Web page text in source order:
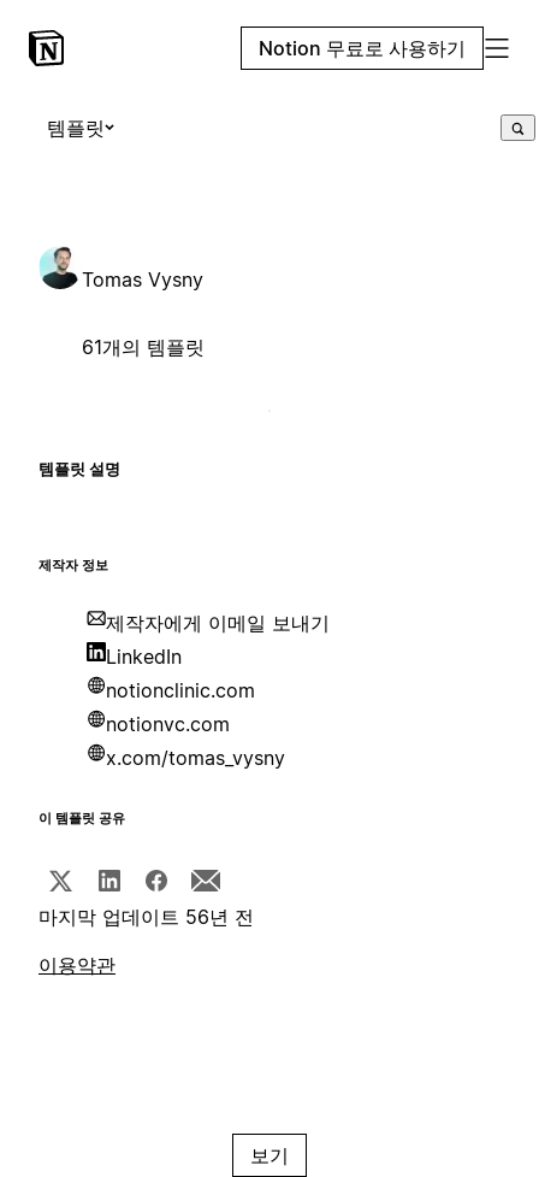
Notion 무료로 사용하기
템플릿
Tomas Vysny
61개의 템플릿
템플릿 설명
제작자 정보
제작자에게 이메일 보내기
LinkedIn
notionclinic.com
notionvc.com
x.com/tomas_vysny
이 템플릿 공유
마지막 업데이트 56년 전
이용약관
보기